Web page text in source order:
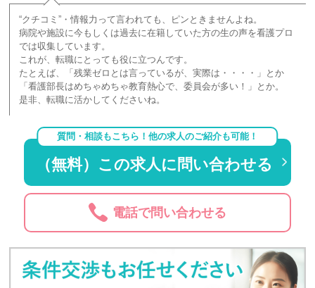
“クチコミ”・情報力って言われても、ピンときませんよね。
病院や施設に今もしくは過去に在籍していた方の生の声を看護プロ
では収集しています。
これが、転職にとっても役に立つんです。
たとえば、「残業ゼロとは言っているが、実際は・・・・」とか
「看護部長はめちゃめちゃ教育熱心で、委員会が多い！」とか。
是非、転職に活かしてくださいね。
質問・相談もこちら！他の求人のご紹介も可能！
（無料）この求人に問い合わせる
電話で問い合わせる